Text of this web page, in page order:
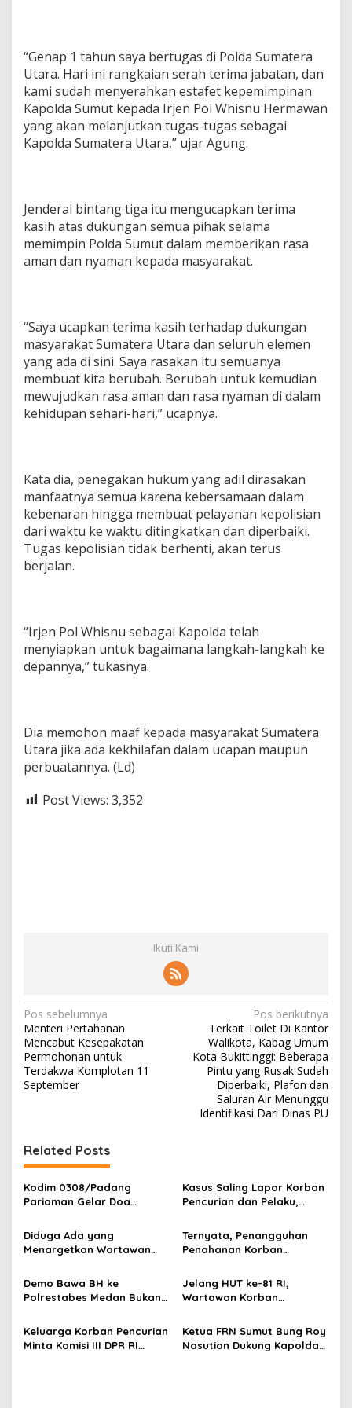
“Genap 1 tahun saya bertugas di Polda Sumatera
Utara. Hari ini rangkaian serah terima jabatan, dan
kami sudah menyerahkan estafet kepemimpinan
Kapolda Sumut kepada Irjen Pol Whisnu Hermawan
yang akan melanjutkan tugas-tugas sebagai
Kapolda Sumatera Utara,” ujar Agung.
Jenderal bintang tiga itu mengucapkan terima
kasih atas dukungan semua pihak selama
memimpin Polda Sumut dalam memberikan rasa
aman dan nyaman kepada masyarakat.
“Saya ucapkan terima kasih terhadap dukungan
masyarakat Sumatera Utara dan seluruh elemen
yang ada di sini. Saya rasakan itu semuanya
membuat kita berubah. Berubah untuk kemudian
mewujudkan rasa aman dan rasa nyaman di dalam
kehidupan sehari-hari,” ucapnya.
Kata dia, penegakan hukum yang adil dirasakan
manfaatnya semua karena kebersamaan dalam
kebenaran hingga membuat pelayanan kepolisian
dari waktu ke waktu ditingkatkan dan diperbaiki.
Tugas kepolisian tidak berhenti, akan terus
berjalan.
“Irjen Pol Whisnu sebagai Kapolda telah
menyiapkan untuk bagaimana langkah-langkah ke
depannya,” tukasnya.
Dia memohon maaf kepada masyarakat Sumatera
Utara jika ada kekhilafan dalam ucapan maupun
perbuatannya. (Ld)
Post Views: 3,352
Ikuti Kami
N
a
v
i
s
i
p
s
Pos sebelumnya
Menteri Pertahanan
Mencabut Kesepakatan
Permohonan untuk
Terdakwa Komplotan 11
September
Pos berikutnya
Terkait Toilet Di Kantor
Walikota, Kabag Umum
Kota Bukittinggi: Beberapa
Pintu yang Rusak Sudah
Diperbaiki, Plafon dan
Saluran Air Menunggu
Identifikasi Dari Dinas PU
Related Posts
Kodim 0308/Padang
Pariaman Gelar Doa
Kodam XX/Tuanku Imam
Bonjol
Kasus Saling Lapor Korban
Pencurian dan Pelaku,
Nasution Minta
Kapolrestabes Medan
larut
Diduga Ada yang
Menargetkan Wartawan
Tersangka dan Dpo Karena
Membantu Polisi
Ternyata, Penangguhan
Penahanan Korban
di Polrestabes Medan
Setelah Membantu Polisi
RI Bapak Habiburokhman
Demo Bawa BH ke
Polrestabes Medan Bukan
Pun, Melainkan Simbol Kritik
dan Rasa Kecewa
Jelang HUT ke-81 RI,
Wartawan Korban
Polisi Menangkap Pelaku
Jadi Tersangka Berharap
Perhatian Presiden
Keluarga Korban Pencurian
Minta Komisi III DPR RI
Ketua FRN Sumut Bung Roy
Nasution Dukung Kapolda